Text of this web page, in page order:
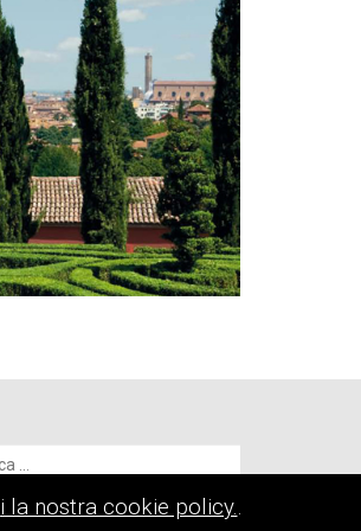
la nostra cookie policy..